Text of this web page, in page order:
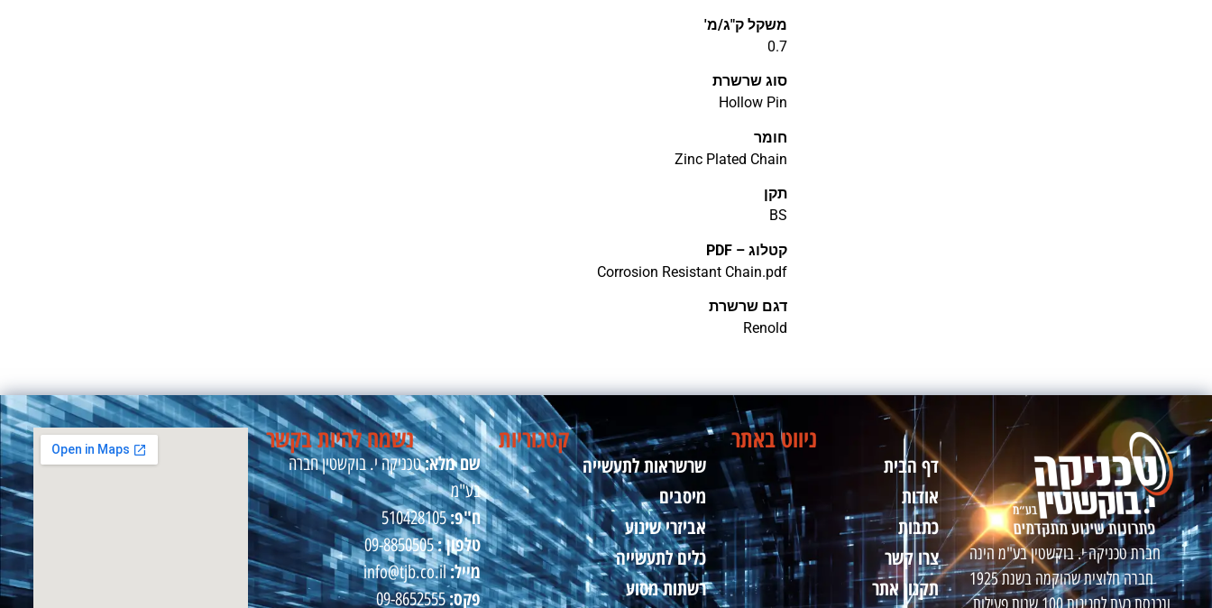
משקל ק"ג/מ'
0.7
סוג שרשרת
Hollow Pin
חומר
Zinc Plated Chain
תקן
BS
קטלוג – PDF
Corrosion Resistant Chain.pdf
דגם שרשרת
Renold
חברת טכניקה י. בוקשטין בע"מ הינה
חברה חלוצית שהוקמה בשנת 1925
ונכנסת כעת לחגיגות 100 שנות פעילות.
ניווט באתר
דף הבית
אודות
כתבות
צרו קשר
תקנון אתר
קטגוריות
שרשראות לתעשייה
מיסבים
אביזרי שינוע
כלים לתעשייה
רשתות מסוע
נשמח להיות בקשר
שם מלא:טכניקה י. בוקשטין חברה
בע"מ
ח"פ:510428105
טלפון :09-8850505
מייל:info@tjb.co.il
פקס:09-8652555